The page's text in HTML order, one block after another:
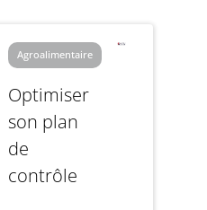
Agroalimentaire
Optimiser
son plan
de
contrôle